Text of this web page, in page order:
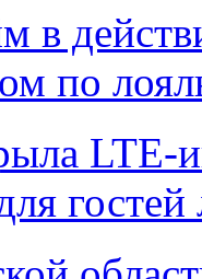
в
по
LTE-
гостей